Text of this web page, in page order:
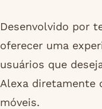
Desenvolvido por
oferecer uma
usuários que
Alexa diretamente
móveis.